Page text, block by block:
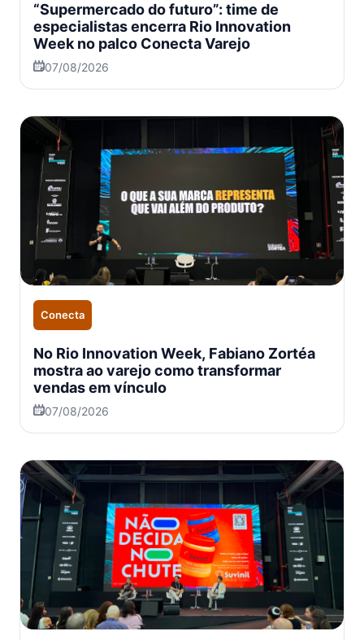
“Supermercado do futuro”: time de
especialistas encerra Rio Innovation
Week no palco Conecta Varejo
07/08/2026
Conecta
No Rio Innovation Week, Fabiano Zortéa
mostra ao varejo como transformar
vendas em vínculo
07/08/2026